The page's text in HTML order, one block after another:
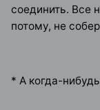
соединить. Все
потому, не
* А когда-